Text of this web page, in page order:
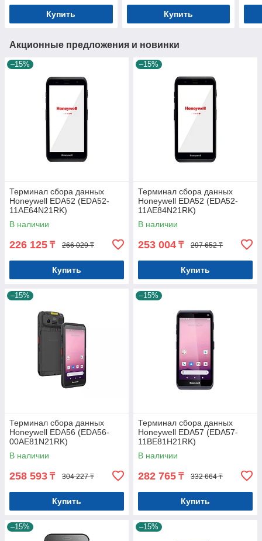
Купить Купить
Акционные предложения и новинки
–15%
Терминал сбора данных
Honeywell EDA52 (EDA52-
11AE64N21RK)
В наличии
226 125 ₸ 266 029 ₸
Купить
–15%
Терминал сбора данных
Honeywell EDA52 (EDA52-
11AE84N21RK)
В наличии
253 004 ₸ 297 652 ₸
Купить
–15%
Терминал сбора данных
Honeywell EDA56 (EDA56-
00AE81N21RK)
В наличии
258 593 ₸ 304 227 ₸
Купить
–15%
Терминал сбора данных
Honeywell EDA57 (EDA57-
11BE81H21RK)
В наличии
282 765 ₸ 332 664 ₸
Купить
–15% –15%